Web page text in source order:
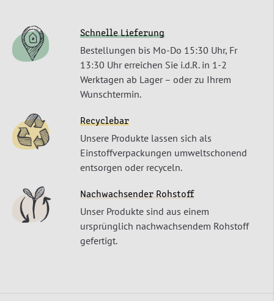
Schnelle Lieferung
Bestellungen bis Mo-Do 15:30 Uhr, Fr
13:30 Uhr erreichen Sie i.d.R. in 1-2
Werktagen ab Lager – oder zu Ihrem
Wunschtermin.
Recyclebar
Unsere Produkte lassen sich als
Einstoffverpackungen umweltschonend
entsorgen oder recyceln.
Nachwachsender Rohstoff
Unser Produkte sind aus einem
ursprünglich nachwachsendem Rohstoff
gefertigt.